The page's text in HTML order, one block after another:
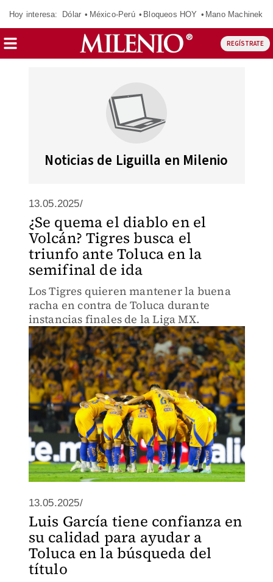
Hoy interesa: Dólar México-Perú Bloqueos HOY Mano Machinek
REGÍSTRATE
Noticias de Liguilla en Milenio
13.05.2025/
¿Se quema el diablo en el
Volcán? Tigres busca el
triunfo ante Toluca en la
semifinal de ida
Los Tigres quieren mantener la buena
racha en contra de Toluca durante
instancias finales de la Liga MX.
13.05.2025/
Luis García tiene confianza en
su calidad para ayudar a
Toluca en la búsqueda del
título